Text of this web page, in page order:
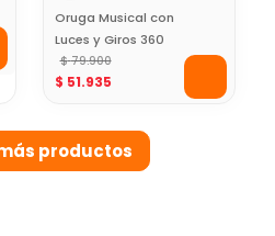
Oruga Musical con
Luces y Giros 360
Baby Mine
$ 79.900
$ 51.935